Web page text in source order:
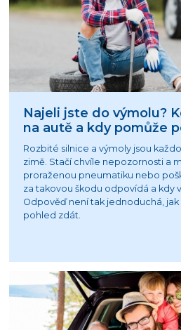
Najeli jste do výmolu?
na autě a kdy pomůže
Rozbité silnice a výmoly jsou
zimě. Stačí chvíle nepozornosti a
proraženou pneumatiku nebo
za takovou škodu odpovídá a kdy
Odpověď není tak jednoduchá,
pohled zdát.